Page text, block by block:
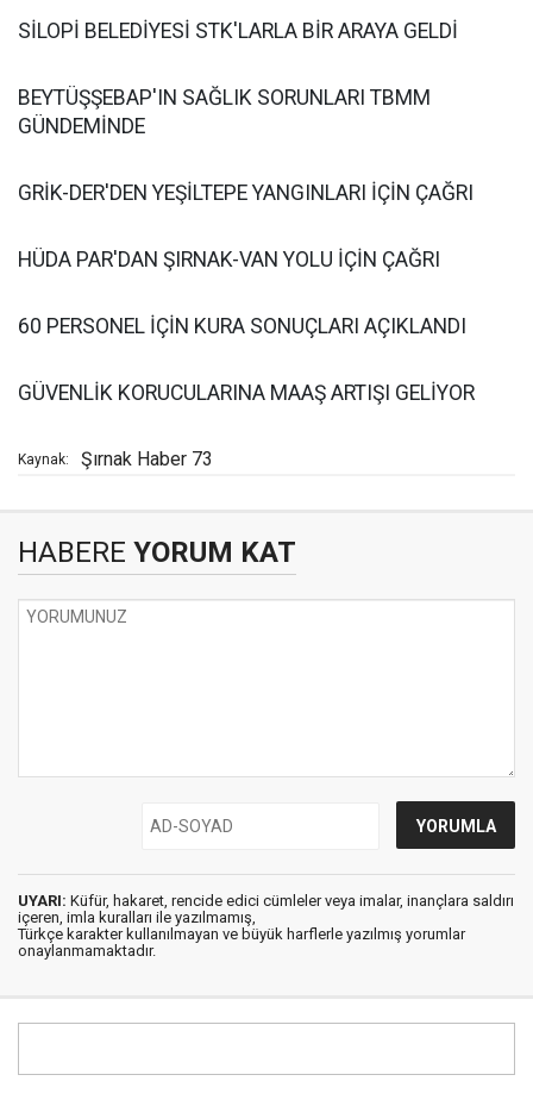
SİLOPİ BELEDİYESİ STK'LARLA BİR ARAYA GELDİ
BEYTÜŞŞEBAP'IN SAĞLIK SORUNLARI TBMM
GÜNDEMİNDE
GRİK-DER'DEN YEŞİLTEPE YANGINLARI İÇİN ÇAĞRI
HÜDA PAR'DAN ŞIRNAK-VAN YOLU İÇİN ÇAĞRI
60 PERSONEL İÇİN KURA SONUÇLARI AÇIKLANDI
GÜVENLİK KORUCULARINA MAAŞ ARTIŞI GELİYOR
Kaynak: Şırnak Haber 73
HABERE YORUM KAT
UYARI: Küfür, hakaret, rencide edici cümleler veya imalar, inançlara saldırı
içeren, imla kuralları ile yazılmamış,
Türkçe karakter kullanılmayan ve büyük harflerle yazılmış yorumlar
onaylanmamaktadır.